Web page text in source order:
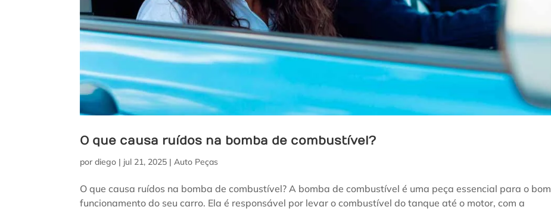
O que causa ruídos na bomba de combustível?
pordiego | jul 21, 2025 |Auto Peças
O que causa ruídos na bomba de combustível? A bomba de combustível é uma peça essencial para o bom
funcionamento do seu carro. Ela é responsável por levar o combustível do tanque até o motor, com a